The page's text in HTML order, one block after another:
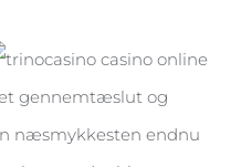
gennemtæslut og
næsmykkesten endnu